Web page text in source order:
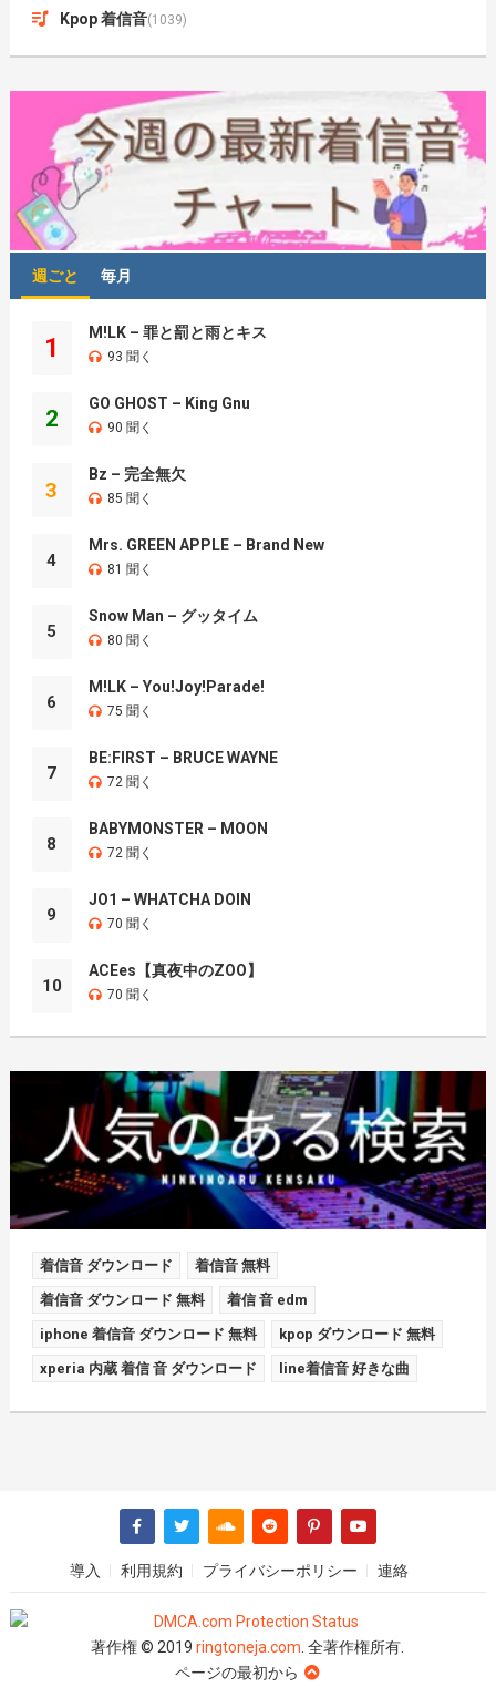
Kpop 着信音(1039)
週ごと 毎月
1
M!LK – 罪と罰と雨とキス
93 聞く
2
GO GHOST – King Gnu
90 聞く
3
Bz – 完全無欠
85 聞く
4
Mrs. GREEN APPLE – Brand New
81 聞く
5
Snow Man – グッタイム
80 聞く
6
M!LK – You!Joy!Parade!
75 聞く
7
BE:FIRST – BRUCE WAYNE
72 聞く
8
BABYMONSTER – MOON
72 聞く
9
JO1 – WHATCHA DOIN
70 聞く
10
ACEes【真夜中のZOO】
70 聞く
着信音 ダウンロード 着信音 無料
着信音 ダウンロード 無料 着信 音 edm
iphone 着信音 ダウンロード 無料 kpop ダウンロード 無料
xperia 内蔵 着信 音 ダウンロード line着信音 好きな曲
導入 利用規約 プライバシーポリシー 連絡
著作権 © 2019ringtoneja.com . 全著作権所有.
ページの最初から